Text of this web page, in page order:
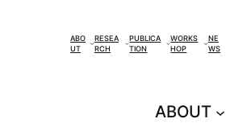
ABO
UT
RESEA
RCH
PUBLICA
TION
WORKS
HOP
NE
WS
ABOUT